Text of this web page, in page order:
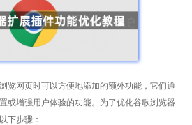
览网页时可以方便地添加的额外功能，它们通
或增强用户体验的功能。为了优化谷歌浏览器
下步骤：